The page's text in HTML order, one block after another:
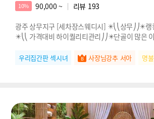
10% 90,000 ~ 리뷰 193
광주 상무지구 [세차장스웨디시] ✴️⎝⎝상무⎠⎠✴️
✴️⎝⎝ 가격대비 하이퀄리티관리⎠⎠✴️단골이 많은
우리집간판 섹시녀 사장님강추 서아 명